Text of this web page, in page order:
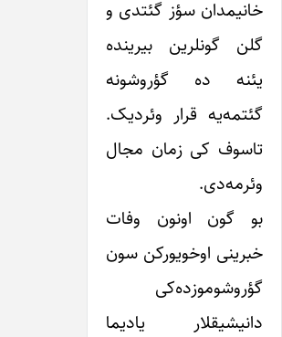
خانیمدان سؤز گئتدی و
گلن گونلرین بیرینده
یئنه ده گؤروشونه
گئتمه‌‌یه قرار وئردیک.
تاسوف کی زمان مجال
وئرمه‌دی.
بو گون اونون وفات
خبرینی اوخویورکن سون
گؤروشوموزده‌‌کی
دانیشیقلار یادیما